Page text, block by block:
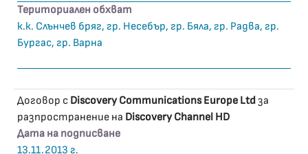
Териториален обхват
к.к. Слънчев бряг, гр. Несебър, гр. Бяла, гр. Радва, гр.
Бургас, гр. Варна
Договор с Discovery Communications Europe Ltdза
разпространение на Discovery Channel HD
Дата на подписване
13.11.2013 г.